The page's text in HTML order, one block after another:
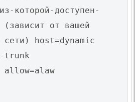
которой-доступен-
от вашей
сети) host=dynamic
trunk